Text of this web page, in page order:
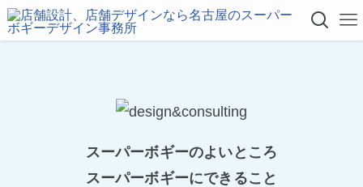
スーパーボギーのよいところ
スーパーボギーにできること